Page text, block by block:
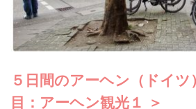
５日間のアーヘン（ドイツ
目：アーヘン観光１ ＞